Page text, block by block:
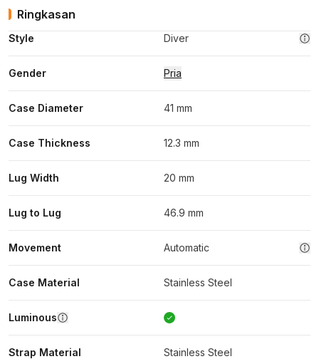
Ringkasan
Style Diver
Gender Pria
Case Diameter 41 mm
Case Thickness 12.3 mm
Lug Width 20 mm
Lug to Lug 46.9 mm
Movement Automatic
Case Material Stainless Steel
Luminous
Strap Material Stainless Steel